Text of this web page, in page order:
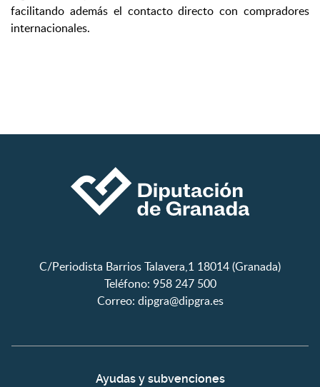
facilitando además el contacto directo con compradores
internacionales.
C/Periodista Barrios Talavera,1 18014 (Granada)
Teléfono: 958 247 500
Correo: dipgra@dipgra.es
Ayudas y subvenciones